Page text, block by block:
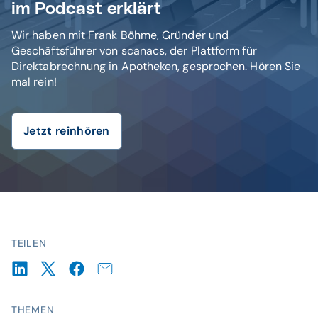
TEILEN
THEMEN
im Podcast erklärt
Wir haben mit Frank Böhme, Gründer und
Geschäftsführer von scanacs, der Plattform für
Direktabrechnung in Apotheken, gesprochen. Hören Sie
mal rein!
Jetzt reinhören